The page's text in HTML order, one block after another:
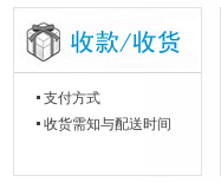
支付方式
收货需知与配送时间